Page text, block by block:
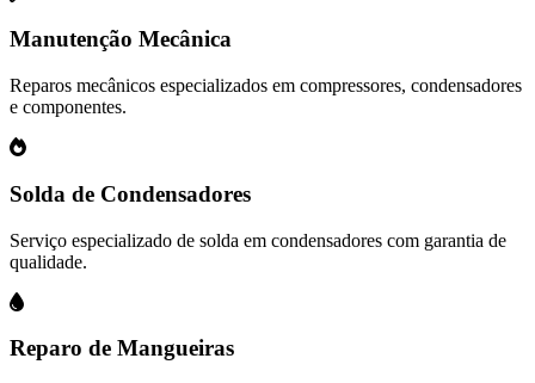
Manutenção Mecânica
Reparos mecânicos especializados em compressores, condensadores
e componentes.
Solda de Condensadores
Serviço especializado de solda em condensadores com garantia de
qualidade.
Reparo de Mangueiras